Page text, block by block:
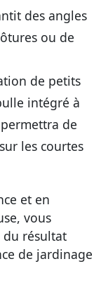
des angles
ou de
de petits
intégré à
de
les courtes
et en
vous
du résultat
de jardinage